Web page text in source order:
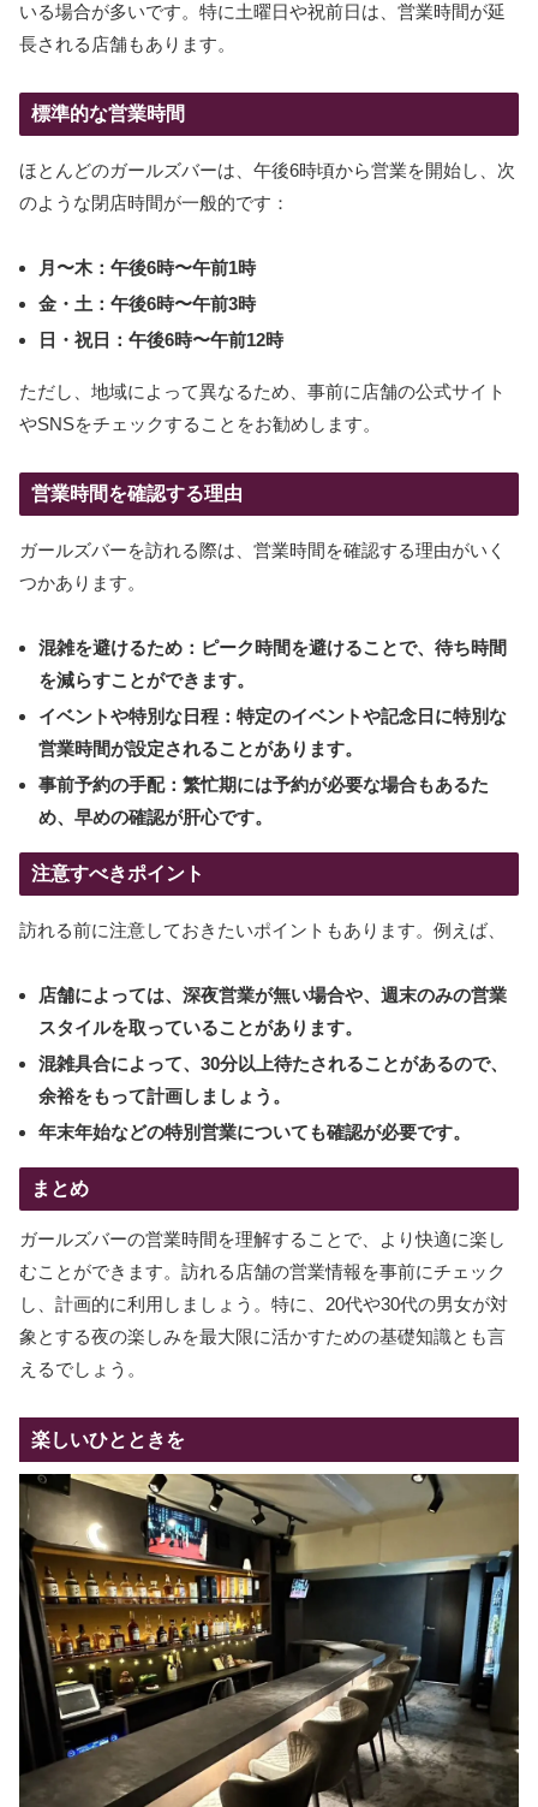
いる場合が多いです。特に土曜日や祝前日は、営業時間が延
長される店舗もあります。
標準的な営業時間
ほとんどのガールズバーは、午後6時頃から営業を開始し、次
のような閉店時間が一般的です：
月〜木：午後6時〜午前1時
金・土：午後6時〜午前3時
日・祝日：午後6時〜午前12時
ただし、地域によって異なるため、事前に店舗の公式サイト
やSNSをチェックすることをお勧めします。
営業時間を確認する理由
ガールズバーを訪れる際は、営業時間を確認する理由がいく
つかあります。
混雑を避けるため：ピーク時間を避けることで、待ち時間
を減らすことができます。
イベントや特別な日程：特定のイベントや記念日に特別な
営業時間が設定されることがあります。
事前予約の手配：繁忙期には予約が必要な場合もあるた
め、早めの確認が肝心です。
注意すべきポイント
訪れる前に注意しておきたいポイントもあります。例えば、
店舗によっては、深夜営業が無い場合や、週末のみの営業
スタイルを取っていることがあります。
混雑具合によって、30分以上待たされることがあるので、
余裕をもって計画しましょう。
年末年始などの特別営業についても確認が必要です。
まとめ
ガールズバーの営業時間を理解することで、より快適に楽し
むことができます。訪れる店舗の営業情報を事前にチェック
し、計画的に利用しましょう。特に、20代や30代の男女が対
象とする夜の楽しみを最大限に活かすための基礎知識とも言
えるでしょう。
楽しいひとときを